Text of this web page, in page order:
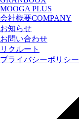
MOOGA PLUS
会社概要COMPANY
お知らせ
お問い合わせ
リクルート
プライバシーポリシー